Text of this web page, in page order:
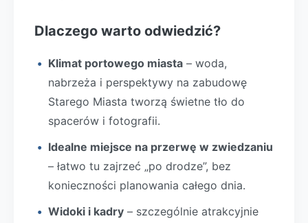
Dlaczego warto odwiedzić?
Klimat portowego miasta – woda,
nabrzeża i perspektywy na zabudowę
Starego Miasta tworzą świetne tło do
spacerów i fotografii.
Idealne miejsce na przerwę w zwiedzaniu
– łatwo tu zajrzeć „po drodze”, bez
konieczności planowania całego dnia.
Widoki i kadry – szczególnie atrakcyjnie